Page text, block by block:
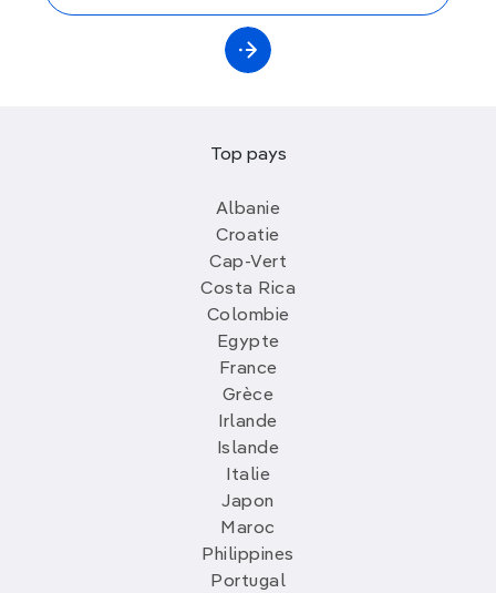
Top pays
Albanie
Croatie
Cap-Vert
Costa Rica
Colombie
Egypte
France
Grèce
Irlande
Islande
Italie
Japon
Maroc
Philippines
Portugal